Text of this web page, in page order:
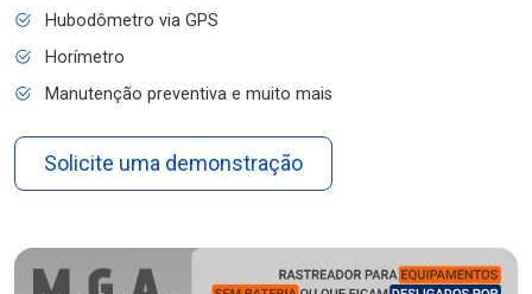
Hubodômetro via GPS
Horímetro
Manutenção preventiva e muito mais
Solicite uma demonstração